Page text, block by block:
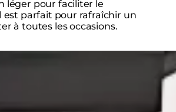
léger pour faciliter le
est parfait pour rafraîchir un
à toutes les occasions.